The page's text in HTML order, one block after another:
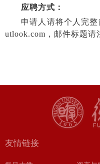
应聘方式：
申请人请将个人完
utlook.com ，邮件标题
友情链接